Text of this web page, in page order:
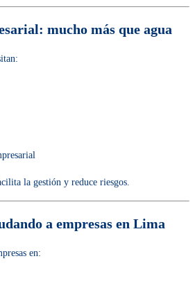
mucho más que agua
la gestión y reduce riesgos.
a empresas en Lima
en: